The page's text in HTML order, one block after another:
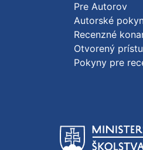
Pre Autorov
Autorské
Recenzné
Otvorený
Pokyny pre